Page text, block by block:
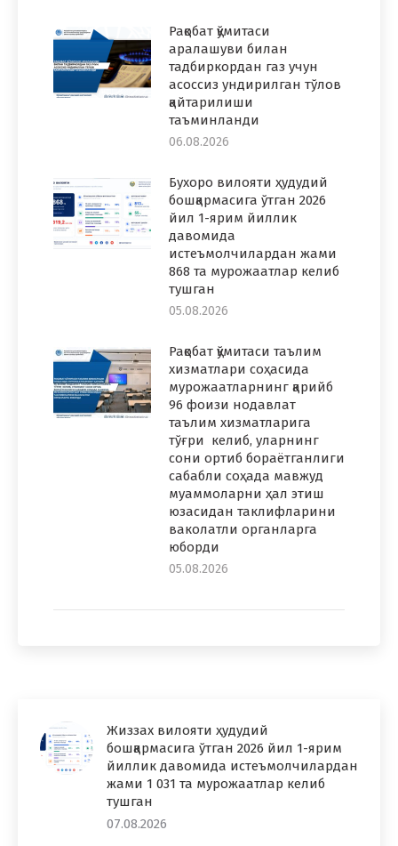
Рақобат қўмитаси
аралашуви билан
тадбиркордан газ учун
асоссиз ундирилган тўлов
қайтарилиши
таъминланди
06.08.2026
Бухоро вилояти ҳудудий
бошқармасига ўтган 2026
йил 1-ярим йиллик
давомида
истеъмолчилардан жами
868 та мурожаатлар келиб
тушган
05.08.2026
Рақобат қўмитаси таълим
хизматлари соҳасида
мурожаатларнинг қарийб
96 фоизи нодавлат
таълим хизматларига
тўғри келиб, уларнинг
сони ортиб бораётганлиги
сабабли соҳада мавжуд
муаммоларни ҳал этиш
юзасидан таклифларини
ваколатли органларга
юборди
05.08.2026
Жиззах вилояти ҳудудий
бошқармасига ўтган 2026 йил 1-ярим
йиллик давомида истеъмолчилардан
жами 1 031 та мурожаатлар келиб
тушган
07.08.2026